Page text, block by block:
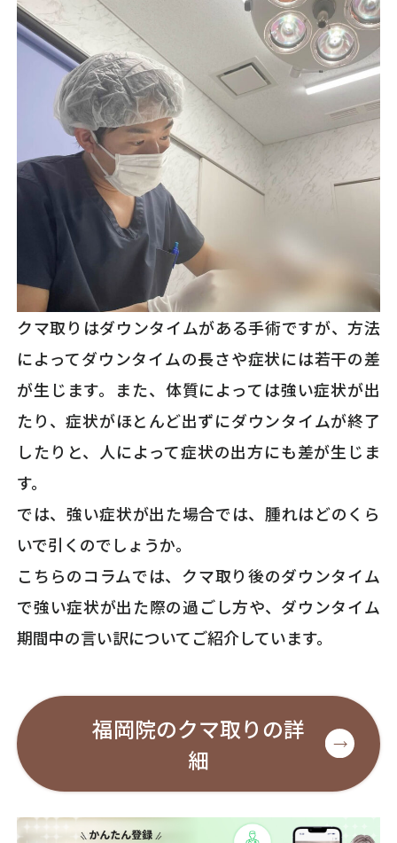
クマ取りはダウンタイムがある手術ですが、方法
によってダウンタイムの長さや症状には若干の差
が生じます。また、体質によっては強い症状が出
たり、症状がほとんど出ずにダウンタイムが終了
したりと、人によって症状の出方にも差が生じま
す。
では、強い症状が出た場合では、腫れはどのくら
いで引くのでしょうか。
こちらのコラムでは、クマ取り後のダウンタイム
で強い症状が出た際の過ごし方や、ダウンタイム
期間中の言い訳についてご紹介しています。
福岡院のクマ取りの詳
細